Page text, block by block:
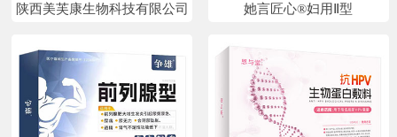
陕西美芙康生物科技有限公司 她言匠心®妇用Ⅱ型